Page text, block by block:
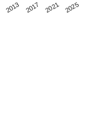
2013 2017 2021 2025